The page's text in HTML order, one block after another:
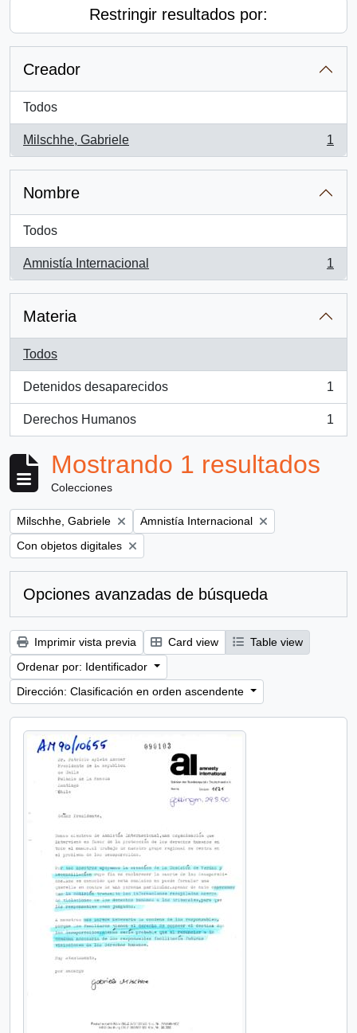
Restringir resultados por:
Creador
Todos
Milschhe, Gabriele
, 1 resultados
1
Nombre
Todos
Amnistía Internacional
, 1 resultados
1
Materia
Todos
Detenidos desaparecidos
, 1 resultados
1
Derechos Humanos
, 1 resultados
1
Mostrando 1 resultados
Colecciones
Remove filter:
Milschhe, Gabriele Remove filter:
Amnistía Internacional
Remove filter:
Con objetos digitales
Opciones avanzadas de búsqueda
Imprimir vista previa Card view
Table view
Ordenar por: Identificador
Dirección: Clasificación en orden ascendente